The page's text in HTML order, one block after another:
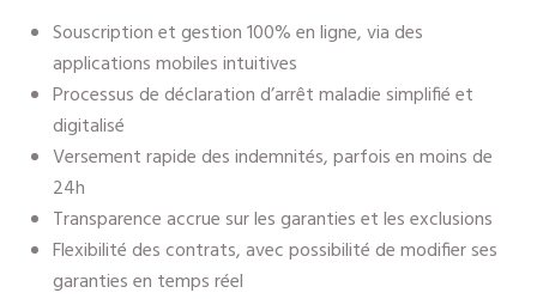
Souscription et gestion 100% en ligne, via des
applications mobiles intuitives
Processus de déclaration d’arrêt maladie simplifié et
digitalisé
Versement rapide des indemnités, parfois en moins de
24h
Transparence accrue sur les garanties et les exclusions
Flexibilité des contrats, avec possibilité de modifier ses
garanties en temps réel